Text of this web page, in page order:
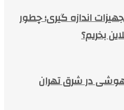
اندازه گیری؛ چطور
بخریم؟
در شرق تهران